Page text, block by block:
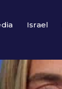
Israel